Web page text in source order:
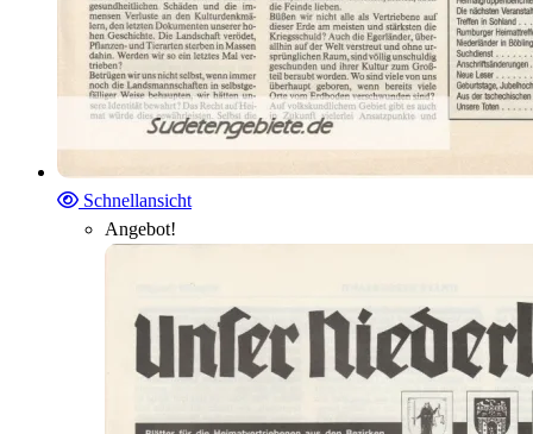
Schnellansicht
Angebot!